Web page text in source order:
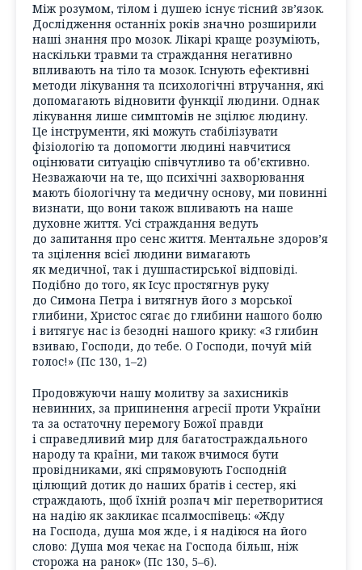
Між розумом, тілом і душею існує тісний зв’язок.
Дослідження останніх років значно розширили
наші знання про мозок. Лікарі краще розуміють,
наскільки травми та страждання негативно
впливають на тіло та мозок. Існують ефективні
методи лікування та психологічні втручання, які
допомагають відновити функції людини. Однак
лікування лише симптомів не зцілює людину.
Це інструменти, які можуть стабілізувати
фізіологію та допомогти людині навчитися
оцінювати ситуацію співчутливо та об’єктивно.
Незважаючи на те, що психічні захворювання
мають біологічну та медичну основу, ми повинні
визнати, що вони також впливають на наше
духовне життя. Усі страждання ведуть
до запитання про сенс життя. Ментальне здоров’я
та зцілення всієї людини вимагають
як медичної, так і душпастирської відповіді.
Подібно до того, як Ісус простягнув руку
до Симона Петра і витягнув його з морської
глибини, Христос сягає до глибини нашого болю
і витягує нас із безодні нашого крику: «З глибин
взиваю, Господи, до тебе. О Господи, почуй мій
голос!» (Пс 130, 1–2)
Продовжуючи нашу молитву за захисників
невинних, за припинення агресії проти України
та за остаточну перемогу Божої правди
і справедливий мир для багатостраждального
народу та країни, ми також вчимося бути
провідниками, які спрямовують Господній
цілющий дотик до наших братів і сестер, які
страждають, щоб їхній розпач міг перетворитися
на надію як закликає псалмоспівець: «Жду
на Господа, душа моя жде, і я надіюся на його
слово: Душа моя чекає на Господа більш, ніж
сторожа на ранок» (Пс 130, 5–6).